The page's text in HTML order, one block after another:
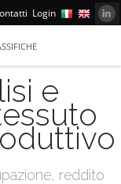
Login
e
reddito